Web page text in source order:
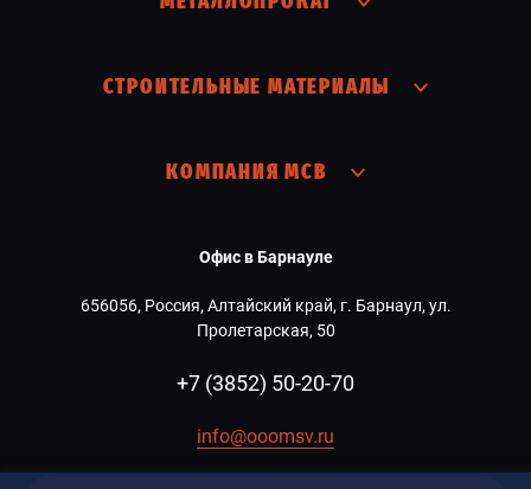
СТРОИТЕЛЬНЫЕ МАТЕРИАЛЫ
КОМПАНИЯ МСВ
Офис в Барнауле
656056, Россия, Алтайский край, г. Барнаул, ул.
Пролетарская, 50
+7 (3852) 50-20-70
info@ooomsv.ru